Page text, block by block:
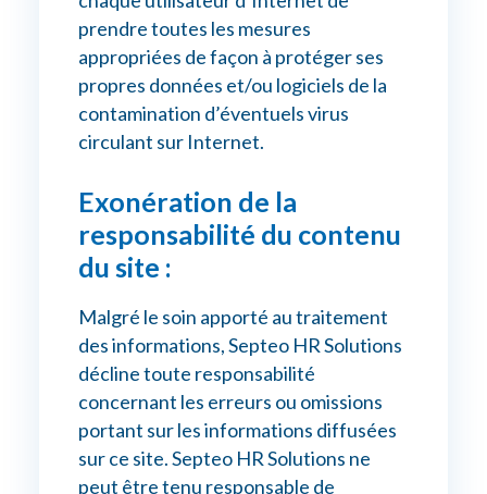
prendre toutes les mesures
appropriées de façon à protéger ses
propres données et/ou logiciels de la
contamination d’éventuels virus
circulant sur Internet.
Exonération de la
responsabilité du contenu
du site :
Malgré le soin apporté au traitement
des informations, Septeo HR Solutions
décline toute responsabilité
concernant les erreurs ou omissions
portant sur les informations diffusées
sur ce site. Septeo HR Solutions ne
peut être tenu responsable de